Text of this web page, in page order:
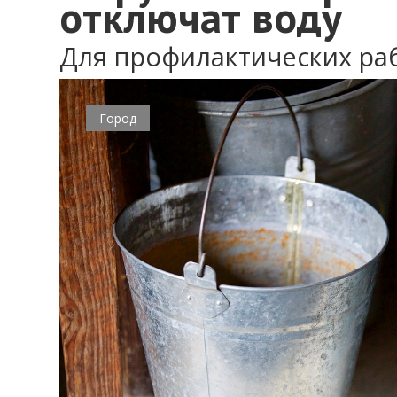
отключат воду
Для профилактических
Город